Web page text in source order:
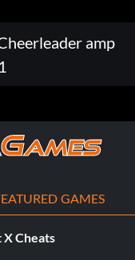
each team's
amp
GAMES
Cheats